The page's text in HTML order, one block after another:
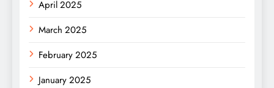
April 2025
March 2025
February 2025
January 2025